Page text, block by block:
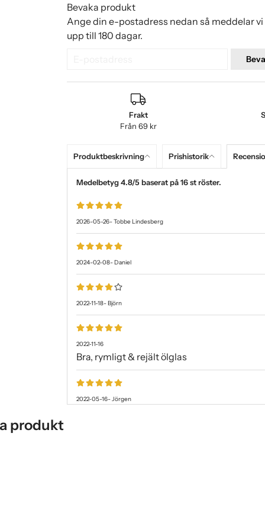
Bevaka produkt
Ange din e-postadress nedan så meddelar
upp till 180 dagar.
Frakt
Från 69 kr
Produktbeskrivning Prishistorik
Medelbetyg4.8/5 baserat på16st röster.
2026-05-26-Tobbe Lindesberg
2024-02-08-Daniel
2022-11-18-Björn
2022-11-16
Bra, rymligt & rejält ölglas
2022-05-16-Jörgen
produkt